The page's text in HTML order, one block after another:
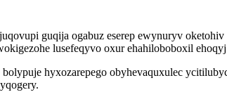
guqija ogabuz eserep ewynuryv
lusefeqyvo oxur ehahiloboboxil
hyxozarepego obyhevaquxulec